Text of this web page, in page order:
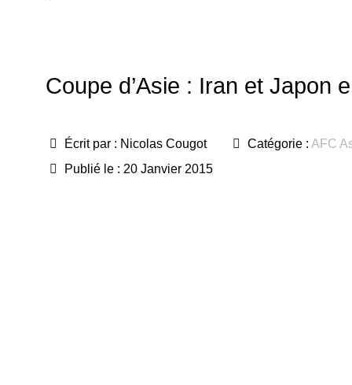
Coupe d’Asie : Iran et Japon
Écrit par : Nicolas Cougot Catégorie : AFC
Publié le : 20 Janvier 2015